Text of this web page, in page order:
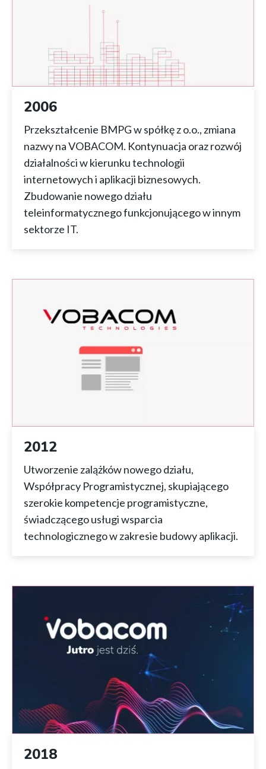
2006
Przekształcenie BMPG w spółkę z o.o., zmiana
nazwy na VOBACOM. Kontynuacja oraz rozwój
działalności w kierunku technologii
internetowych i aplikacji biznesowych.
Zbudowanie nowego działu
teleinformatycznego funkcjonującego w innym
sektorze IT.
2012
Utworzenie zalążków nowego działu,
Współpracy Programistycznej, skupiającego
szerokie kompetencje programistyczne,
świadczącego usługi wsparcia
technologicznego w zakresie budowy aplikacji.
2018